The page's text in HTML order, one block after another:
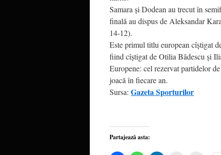
Samara şi Dodean au trecut în
finală au dispus de Aleksandar
14-12).
Este primul titlu european cîştigat
fiind cîştigat de Otilia Bădescu şi
Europene: cel rezervat partidelor
joacă în fiecare an.
Sursa: Gazeta Sporturilor
Partajează asta: